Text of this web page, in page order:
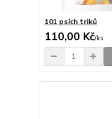
101 psích triků
110,00 Kč/ks